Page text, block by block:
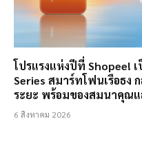
โปรแรงแห่งปีที่ Shopee! เ
Series สมาร์ทโฟนเรือธง
ระยะ พร้อมของสมนาคุณ
6 สิงหาคม 2026